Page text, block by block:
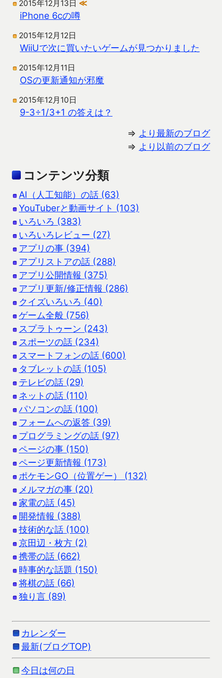
2015年12月13日 ≪
iPhone 6cの噂
2015年12月12日
WiiUで次に買いたいゲームが見つかりました
2015年12月11日
OSの更新通知が邪魔
2015年12月10日
9-3÷1/3+1 の答えは？
⇒ より最新のブログ
⇒ より以前のブログ
コンテンツ分類
AI（人工知能）の話 (63)
YouTuberと動画サイト (103)
いろいろ (383)
いろいろレビュー (27)
アプリの事 (394)
アプリストアの話 (288)
アプリ公開情報 (375)
アプリ更新/修正情報 (286)
クイズいろいろ (40)
ゲーム全般 (756)
スプラトゥーン (243)
スポーツの話 (234)
スマートフォンの話 (600)
タブレットの話 (105)
テレビの話 (29)
ネットの話 (110)
パソコンの話 (100)
フォームへの返答 (39)
プログラミングの話 (97)
ページの事 (150)
ページ更新情報 (173)
ポケモンGO（位置ゲー） (132)
メルマガの事 (20)
家電の話 (45)
開発情報 (388)
技術的な話 (100)
京田辺・枚方 (2)
携帯の話 (662)
時事的な話題 (150)
将棋の話 (66)
独り言 (89)
カレンダー
最新(ブログTOP)
今日は何の日